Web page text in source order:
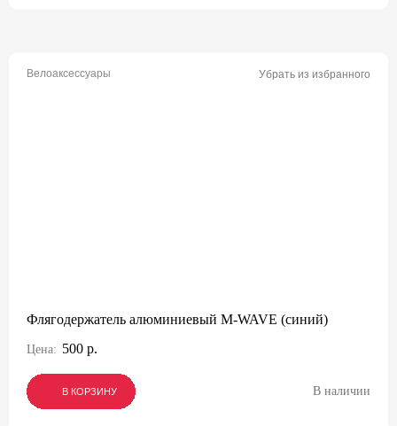
Велоаксессуары Убрать из избранного
Флягодержатель алюминиевый M-WAVE (синий)
Цена: 500 р.
В КОРЗИНУ
В КОРЗИНУ
В КОРЗИНУ В наличии